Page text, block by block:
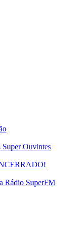
Ouvintes
Rádio SuperFM